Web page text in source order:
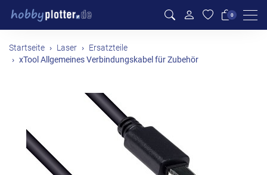
0
Startseite Laser Ersatzteile
xTool Allgemeines Verbindungskabel für Zubehör